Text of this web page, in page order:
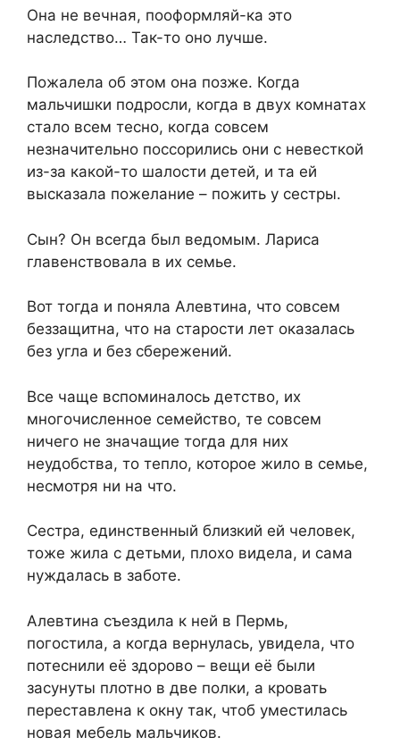
Она не вечная, пооформляй-ка это
наследство… Так-то оно лучше.
Пожалела об этом она позже. Когда
мальчишки подросли, когда в двух комнатах
стало всем тесно, когда совсем
незначительно поссорились они с невесткой
из-за какой-то шалости детей, и та ей
высказала пожелание – пожить у сестры.
Сын? Он всегда был ведомым. Лариса
главенствовала в их семье.
Вот тогда и поняла Алевтина, что совсем
беззащитна, что на старости лет оказалась
без угла и без сбережений.
Все чаще вспоминалось детство, их
многочисленное семейство, те совсем
ничего не значащие тогда для них
неудобства, то тепло, которое жило в семье,
несмотря ни на что.
Сестра, единственный близкий ей человек,
тоже жила с детьми, плохо видела, и сама
нуждалась в заботе.
Алевтина съездила к ней в Пермь,
погостила, а когда вернулась, увидела, что
потеснили её здорово – вещи её были
засунуты плотно в две полки, а кровать
переставлена к окну так, чтоб уместилась
новая мебель мальчиков.